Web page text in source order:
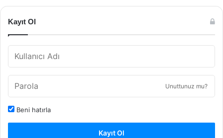
Kayıt Ol
Unuttunuz mu?
Beni hatırla
Kayıt Ol